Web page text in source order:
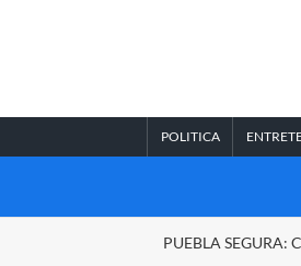
POLITICA
PUEBLA SEGURA: